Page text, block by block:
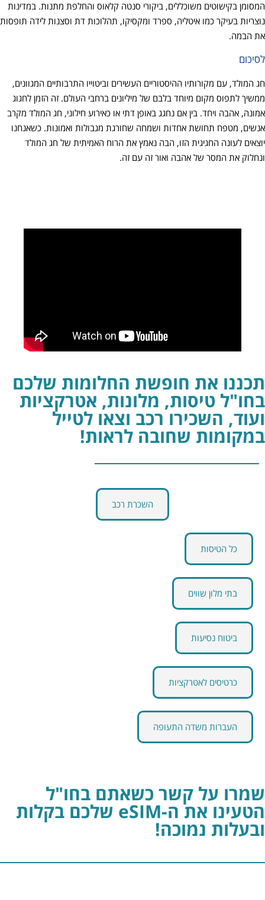
המסומן בקישוטים משוכללים, ביקורי סנטה קלאוס והחלפת מתנות. במדינות
נוצריות בעיקר כמו איטליה, ספרד ומקסיקו, תהלוכות דת וסצנות לידה תופסות
את הבמה.
לסיכום
חג המולד, עם מקורותיו ההיסטוריים העשירים וביטוייו התרבותיים המגוונים,
ממשיך לתפוס מקום מיוחד בלבם של מיליונים ברחבי העולם. זה הזמן לחגוג
אמונה, אהבה ויחד. בין אם נחגג באופן דתי או כאירוע חילוני, חג המולד מקרב
אנשים, מטפח תחושת אחדות ושמחה שחורגת מגבולות ואמונות. כשאנחנו
יוצאים לעונה החגיגית הזו, הבה נאמץ את הרוח האמיתית של חג המולד
ונחלוק את המסר של אהבה ואור זה עם זה.
תכננו את חופשת החלומות שלכם
בחו"ל טיסות, מלונות, אטרקציות
ועוד, השכירו רכב וצאו לטייל
במקומות שחובה לראות!
השכרת רכב
כל הטיסות
בתי מלון שווים
ביטוח נסיעות
כרטיסים לאטרקציות
העברות משדה התעופה
שמרו על קשר כשאתם בחו"ל
הטעינו את ה-eSIM שלכם בקלות
ובעלות נמוכה!